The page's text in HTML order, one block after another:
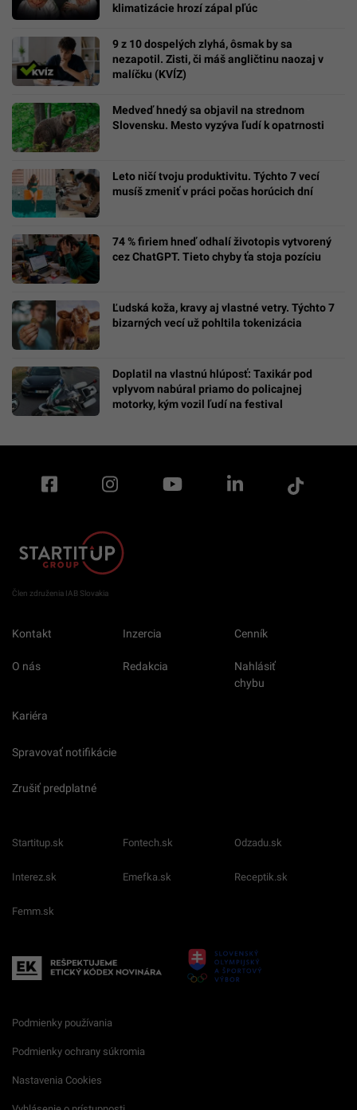
klimatizácie hrozí zápal pľúc
9 z 10 dospelých zlyhá, ôsmak by sa
nezapotil. Zisti, či máš angličtinu naozaj v
malíčku (KVÍZ)
Medveď hnedý sa objavil na strednom
Slovensku. Mesto vyzýva ľudí k opatrnosti
Leto ničí tvoju produktivitu. Týchto 7 vecí
musíš zmeniť v práci počas horúcich dní
74 % firiem hneď odhalí životopis vytvorený
cez ChatGPT. Tieto chyby ťa stoja pozíciu
Ľudská koža, kravy aj vlastné vetry. Týchto 7
bizarných vecí už pohltila tokenizácia
Doplatil na vlastnú hlúposť: Taxikár pod
vplyvom nabúral priamo do policajnej
motorky, kým vozil ľudí na festival
Člen združenia IAB Slovakia
Kontakt Inzercia Cenník
O nás Redakcia
Nahlásiť
chybu
Kariéra
Spravovať notifikácie
Zrušiť predplatné
Startitup.sk Fontech.sk Odzadu.sk
Interez.sk Emefka.sk Receptik.sk
Femm.sk
Podmienky používania
Podmienky ochrany súkromia
Nastavenia Cookies